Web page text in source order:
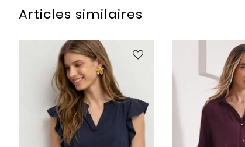
Articles similaires